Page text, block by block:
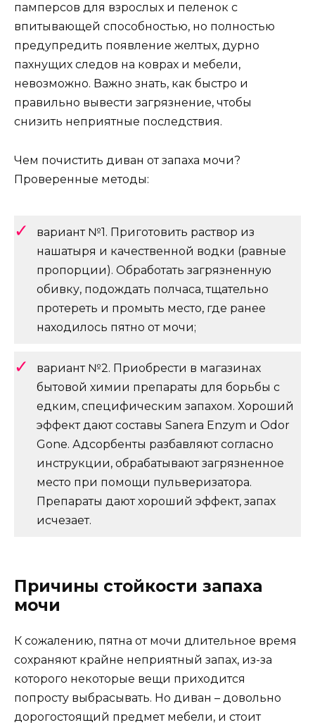
памперсов для взрослых и пеленок с
впитывающей способностью, но полностью
предупредить появление желтых, дурно
пахнущих следов на коврах и мебели,
невозможно. Важно знать, как быстро и
правильно вывести загрязнение, чтобы
снизить неприятные последствия.
Чем почистить диван от запаха мочи?
Проверенные методы:
вариант №1. Приготовить раствор из
нашатыря и качественной водки (равные
пропорции). Обработать загрязненную
обивку, подождать полчаса, тщательно
протереть и промыть место, где ранее
находилось пятно от мочи;
вариант №2. Приобрести в магазинах
бытовой химии препараты для борьбы с
едким, специфическим запахом. Хороший
эффект дают составы Sanera Enzym и Odor
Gone. Адсорбенты разбавляют согласно
инструкции, обрабатывают загрязненное
место при помощи пульверизатора.
Препараты дают хороший эффект, запах
исчезает.
Причины стойкости запаха
мочи
К сожалению, пятна от мочи длительное время
сохраняют крайне неприятный запах, из-за
которого некоторые вещи приходится
попросту выбрасывать. Но диван – довольно
дорогостоящий предмет мебели, и стоит